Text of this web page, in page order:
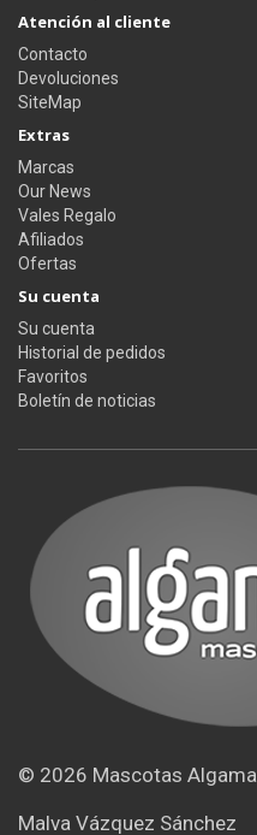
Atención al cliente
Contacto
Devoluciones
SiteMap
Extras
Marcas
Our News
Vales Regalo
Afiliados
Ofertas
Su cuenta
Su cuenta
Historial de pedidos
Favoritos
Boletín de noticias
© 2026 Mascotas Algama
Malva Vázquez Sánchez